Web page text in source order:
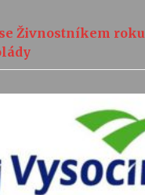
Živnostníkem